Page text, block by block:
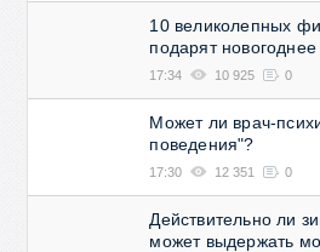
10 великолепных
подарят
17:34 10 925 0
Может ли врач-
поведения"?
17:30 12 351 0
Действительно ли
может выдержать